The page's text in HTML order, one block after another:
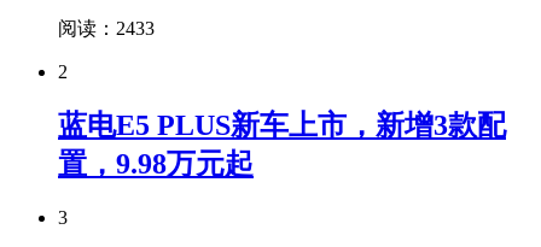
阅读：2433
2
蓝电E5 PLUS新车上市，新增3款配
置，9.98万元起
3